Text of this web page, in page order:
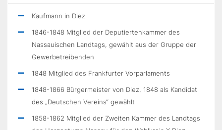
Kaufmann in Diez
1846-1848 Mitglied der Deputiertenkammer des
Nassauischen Landtags, gewählt aus der Gruppe der
Gewerbetreibenden
1848 Mitglied des Frankfurter Vorparlaments
1848-1866 Bürgermeister von Diez, 1848 als Kandidat
des „Deutschen Vereins“ gewählt
1858-1862 Mitglied der Zweiten Kammer des Landtags